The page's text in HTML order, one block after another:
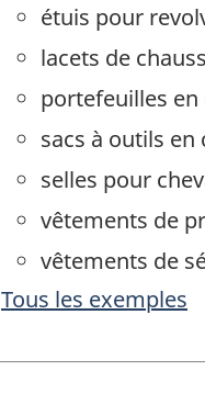
étuis pour
lacets de
portefeuilles en
sacs à outils
selles pour
vêtements de
vêtements de
Tous les exemples